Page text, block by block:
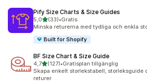
Pify Size Charts & Size Guides
5,0av 5 stjärnor
(33)
33 recensioner totalt
•Gratis
Minska returerna med tydliga och enkla
Built for Shopify
BF Size Chart & Size Guide
4,7av 5 stjärnor
(127)
127 recensioner totalt
•Gratisplan tillgänglig
Skapa enkelt storlekstabell, storleksguide
returer